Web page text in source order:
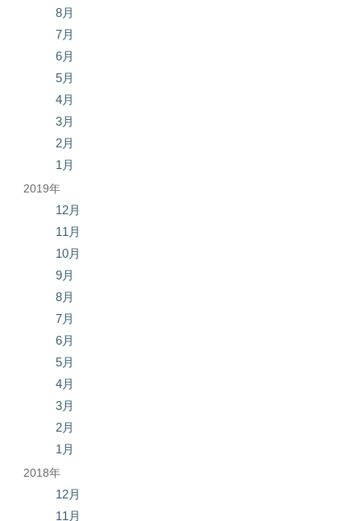
8月
7月
6月
5月
4月
3月
2月
1月
2019年
12月
11月
10月
9月
8月
7月
6月
5月
4月
3月
2月
1月
2018年
12月
11月